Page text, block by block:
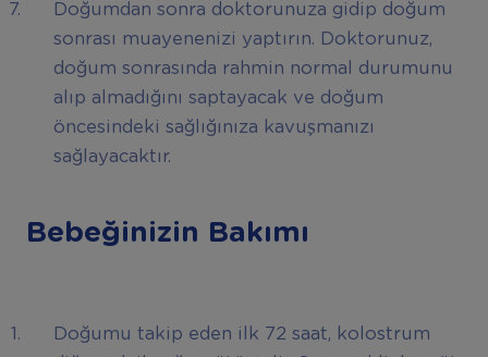
Doğumdan sonra doktorunuza gidip doğum
sonrası muayenenizi yaptırın. Doktorunuz,
doğum sonrasında rahmin normal durumunu
alıp almadığını saptayacak ve doğum
öncesindeki sağlığınıza kavuşmanızı
sağlayacaktır.
Bebeğinizin Bakımı
Doğumu takip eden ilk 72 saat, kolostrum